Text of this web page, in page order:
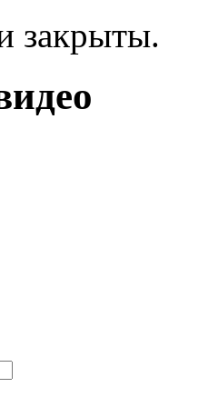
закрыты.